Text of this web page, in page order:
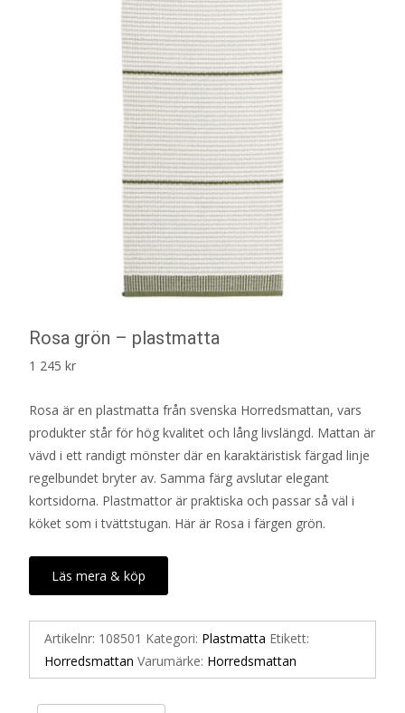
Rosa grön – plastmatta
1 245 kr
Rosa är en plastmatta från svenska Horredsmattan, vars
produkter står för hög kvalitet och lång livslängd. Mattan är
vävd i ett randigt mönster där en karaktäristisk färgad linje
regelbundet bryter av. Samma färg avslutar elegant
kortsidorna. Plastmattor är praktiska och passar så väl i
köket som i tvättstugan. Här är Rosa i färgen grön.
Läs mera & köp
Artikelnr: 108501 Kategori: Plastmatta Etikett:
Horredsmattan Varumärke: Horredsmattan